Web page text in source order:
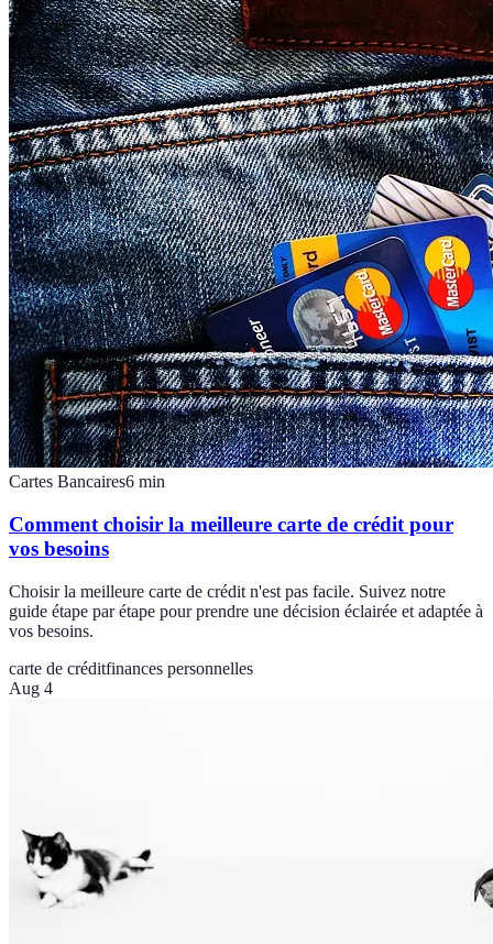
Cartes Bancaires6 min
Comment choisir la meilleure carte de crédit pour
vos besoins
Choisir la meilleure carte de crédit n'est pas facile. Suivez notre
guide étape par étape pour prendre une décision éclairée et adaptée à
vos besoins.
carte de créditfinances personnelles
Aug 4